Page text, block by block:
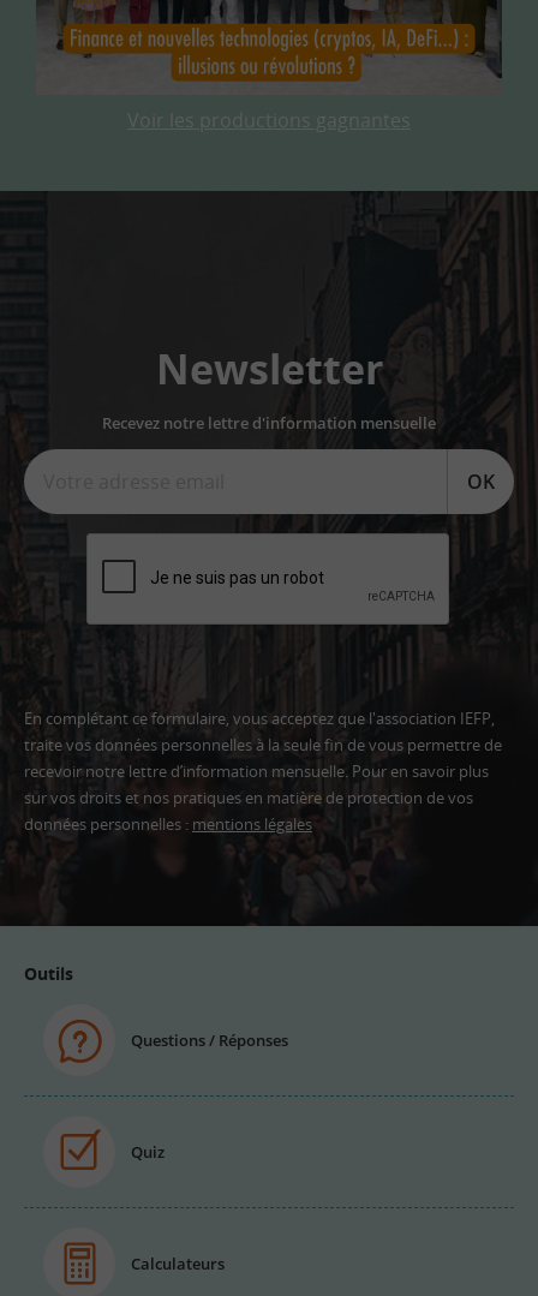
Voir les productions gagnantes
Newsletter
Recevez notre lettre d'information mensuelle
OK
En complétant ce formulaire, vous acceptez que l'association IEFP,
traite vos données personnelles à la seule fin de vous permettre de
recevoir notre lettre d’information mensuelle. Pour en savoir plus
sur vos droits et nos pratiques en matière de protection de vos
données personnelles : mentions légales
Outils
Questions / Réponses
Quiz
Calculateurs